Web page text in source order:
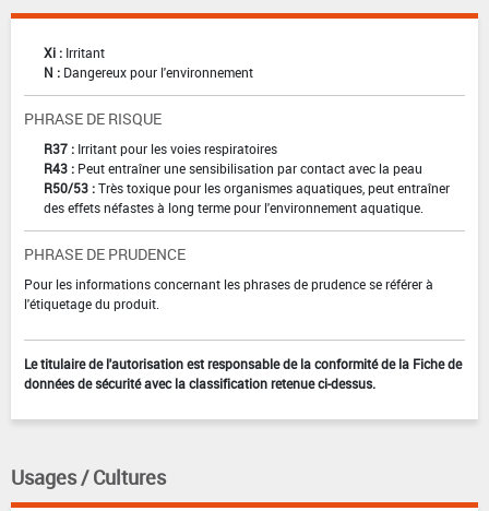
Xi : Irritant
N : Dangereux pour l'environnement
PHRASE DE RISQUE
R37 : Irritant pour les voies respiratoires
R43 : Peut entraîner une sensibilisation par contact avec la peau
R50/53 :Très toxique pour les organismes aquatiques, peut entraîner
des effets néfastes à long terme pour l'environnement aquatique.
PHRASE DE PRUDENCE
Pour les informations concernant les phrases de prudence se référer à
l'étiquetage du produit.
Le titulaire de l'autorisation est responsable de la conformité de la Fiche de
données de sécurité avec la classification retenue ci-dessus.
Usages / Cultures